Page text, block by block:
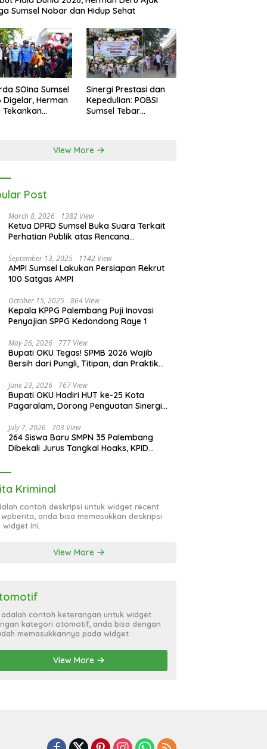
Sumsel Nobar dan Hidup Sehat
SOIna Sumsel
Digelar, Herman
Tekankan
Sinergi Prestasi dan
Kepedulian: POBSI
Sumsel Tebar
View More
Post
March 8, 2026 1382 View
Ketua DPRD Sumsel Buka Suara Terkait
Perhatian Publik atas Rencana
September 13, 2025 1142 View
AMPI Sumsel Lakukan Persiapan Rekrut
100 Satgas AMPI
October 15, 2025 864 View
Kepala KPPG Palembang Puji Inovasi
Penyajian SPPG Kedondong Raye 1
May 26, 2026 777 View
Bupati OKU Tegas! SPMB 2026 Wajib
Bersih dari Pungli, Titipan, dan Praktik
June 23, 2026 767 View
Bupati OKU Hadiri HUT ke-25 Kota
Pagaralam, Dorong Penguatan Sinergi
July 7, 2026 703 View
264 Siswa Baru SMPN 35 Palembang
Dibekali Jurus Tangkal Hoaks, KPID
Kriminal
contoh deskripsi untuk widget recent
anda bisa memasukkan deskripsi
widget ini.
View More
adalah contoh keterangan untuk widget
kategori otomotif, anda bisa dengan
memasukkannya pada widget.
View More